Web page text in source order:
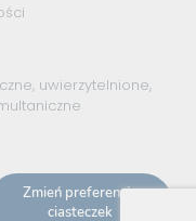
, uwierzytelnione,
Zmień preferencje
ciasteczek